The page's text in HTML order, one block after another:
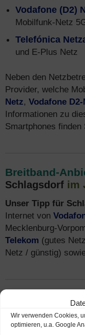
Wir verwenden Cookies,
optimieren, u.a. Google
Vodafone (D2)
Mobilfunk-Netz
Telefónica
und E-Plus Netz
Neben den
Provider, welche
Netz, Vodafone D2-
Informationen zu
Smartphones finden
Breitband-
Schlagsdorf im
Unser Tipp für
Internet von
Mecklenburg-
Telekom (gutes
Netz / günstig)
Breitband
prüfen
In Schlagsdorf ist